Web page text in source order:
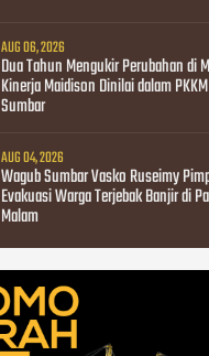
AUG 06, 2026
Dua Tahun Mengukir Perubahan di
Kinerja Maidison Dinilai dalam
Sumbar
AUG 04, 2026
Wagub Sumbar Vasko Ruseimy
Evakuasi Warga Terjebak Banjir di
Malam